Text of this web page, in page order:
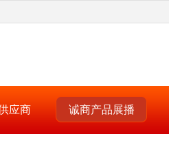
应商 诚商产品展播